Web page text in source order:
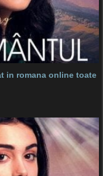
in romana online toate